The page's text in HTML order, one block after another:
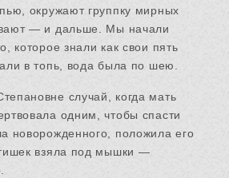
окружают группку мирных
— и дальше. Мы начали
которое знали как свои пять
в топь, вода была по шею.
случай, когда мать
одним, чтобы спасти
новорожденного, положила его
взяла под мышки —